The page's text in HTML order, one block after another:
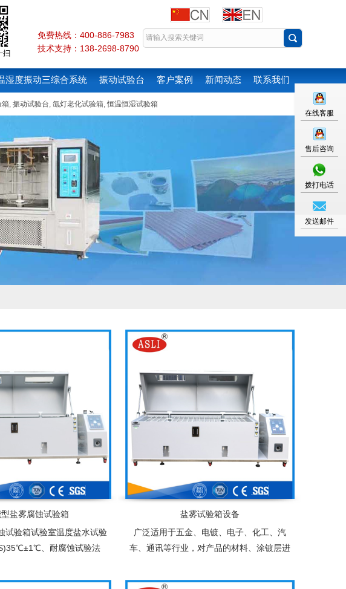
免费热线：400-886-7983
技术支持：138-2698-8790
湿度振动三综合系统 振动试验台 客户案例 新闻动态 联系我们
箱, 振动试验台, 氙灯老化试验箱,恒温恒湿试验箱
盐雾腐蚀试验箱
试验箱试验室温度盐水试验
、耐腐蚀试验法
、耐腐蚀试验法
盐雾试验箱设备
广泛适用于五金、电镀、电子、化工、汽
车、通讯等行业，对产品的材料、涂镀层进
特定的环境条件下的性能作出分析及评价
在线客服
售后咨询
拨打电话
发送邮件